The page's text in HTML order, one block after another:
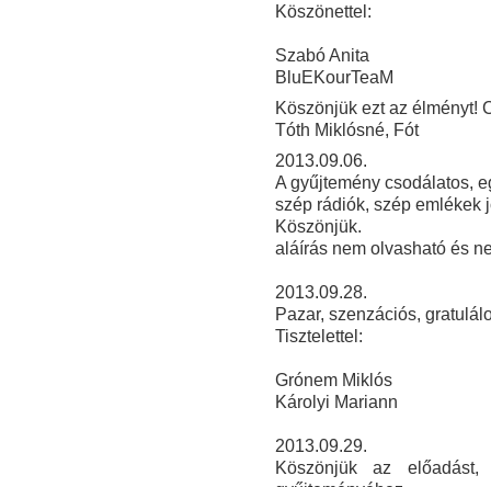
Köszönettel:
Szabó Anita
BluEKourTeaM
Köszönjük ezt az élményt!
Tóth Miklósné, Fót
2013.09.06.
A gyűjtemény csodálatos,
szép rádiók, szép emlékek
Köszönjük.
aláírás nem olvasható és
2013.09.28.
Pazar, szenzációs,
Tisztelettel:
Grónem Miklós
Károlyi Mariann
2013.09.29.
Köszönjük az